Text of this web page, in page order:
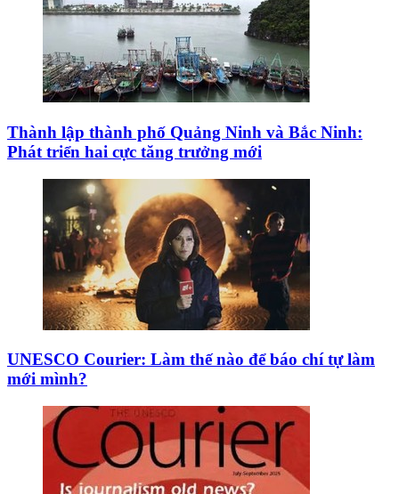
Thành lập thành phố Quảng Ninh và Bắc Ninh:
Phát triển hai cực tăng trưởng mới
UNESCO Courier: Làm thế nào để báo chí tự làm
mới mình?